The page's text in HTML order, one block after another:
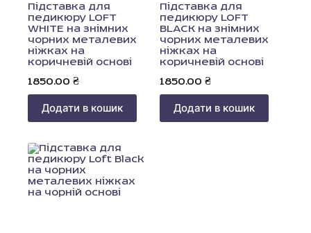
Підставка для
педикюру LOFT
WHITE на знімних
чорних металевих
ніжках на
коричневій основі
1850.00 ₴
Додати в кошик
Підставка для
педикюру LOFT
BLACK на знімних
чорних металевих
ніжках на
коричневій основі
1850.00 ₴
Додати в кошик